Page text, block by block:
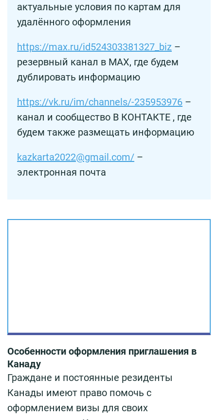
актуальные условия по картам для
удалённого оформления
https://max.ru/id524303381327_biz –
резервный канал в MAX, где будем
дублировать информацию
https://vk.ru/im/channels/-235953976 –
канал и сообщество В КОНТАКТЕ , где
будем также размещать информацию
kazkarta2022@gmail.com/ –
электронная почта
Особенности оформления приглашения в
Канаду
Граждане и постоянные резиденты
Канады имеют право помочь с
оформлением визы для своих